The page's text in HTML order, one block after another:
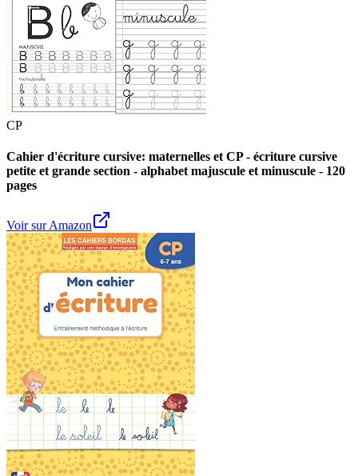
CP
Cahier d'écriture cursive: maternelles et CP - écriture cursive
petite et grande section - alphabet majuscule et minuscule - 120
pages
Voir sur Amazon